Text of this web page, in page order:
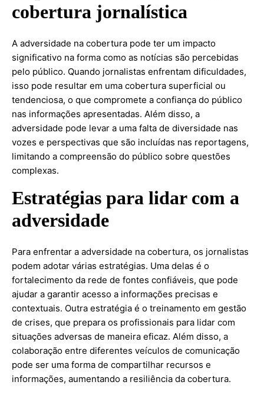
cobertura jornalística
A adversidade na cobertura pode ter um impacto
significativo na forma como as notícias são percebidas
pelo público. Quando jornalistas enfrentam dificuldades,
isso pode resultar em uma cobertura superficial ou
tendenciosa, o que compromete a confiança do público
nas informações apresentadas. Além disso, a
adversidade pode levar a uma falta de diversidade nas
vozes e perspectivas que são incluídas nas reportagens,
limitando a compreensão do público sobre questões
complexas.
Estratégias para lidar com a
adversidade
Para enfrentar a adversidade na cobertura, os jornalistas
podem adotar várias estratégias. Uma delas é o
fortalecimento da rede de fontes confiáveis, que pode
ajudar a garantir acesso a informações precisas e
contextuais. Outra estratégia é o treinamento em gestão
de crises, que prepara os profissionais para lidar com
situações adversas de maneira eficaz. Além disso, a
colaboração entre diferentes veículos de comunicação
pode ser uma forma de compartilhar recursos e
informações, aumentando a resiliência da cobertura.